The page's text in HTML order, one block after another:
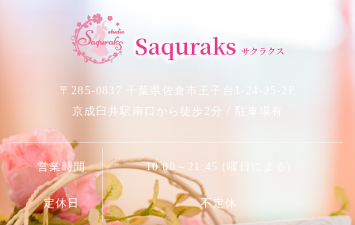
Saquraks サクラクス
〒285-0837 千葉県佐倉市王子台1-24-25-2F
京成臼井駅南口から徒歩2分 / 駐車場有
営業時間 10:00～21:45 (曜日による)
定休日 不定休